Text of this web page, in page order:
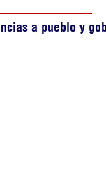
a pueblo y